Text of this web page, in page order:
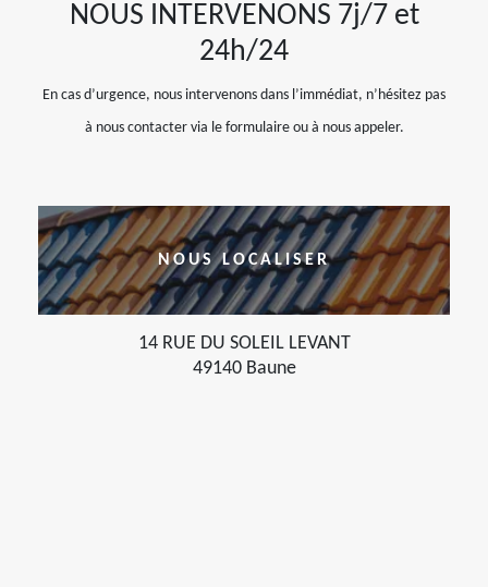
NOUS INTERVENONS 7j/7 et
24h/24
En cas d’urgence, nous intervenons dans l’immédiat, n’hésitez pas
à nous contacter via le formulaire ou à nous appeler.
NOUS LOCALISER
14 RUE DU SOLEIL LEVANT
49140 Baune